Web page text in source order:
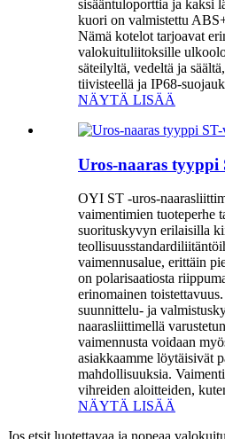
sisääntuloporttia ja kaksi
kuori on valmistettu
Nämä kotelot tarjoavat
valokuituliitoksille
säteilyltä, vedeltä ja
tiivisteellä ja IP68-
NÄYTÄ LISÄÄ
Uros-naaras tyyppi
OYI ST -uros-
vaimentimien tuoteperhe
suorituskyvyn erilaisilla
vaimennusalue, erittäin
on polarisaatiosta
erinomainen
suunnittelu- ja
naarasliittimellä
vaimennusta voidaan
asiakkaamme löytäisivät
mahdollisuuksia.
vihreiden aloitteiden,
NÄYTÄ LISÄÄ